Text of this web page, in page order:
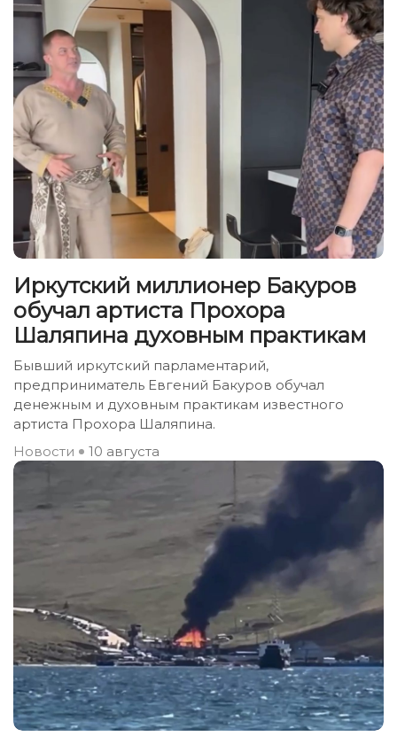
Иркутский миллионер Бакуров
обучал артиста Прохора
Шаляпина духовным практикам
Бывший иркутский парламентарий,
предприниматель Евгений Бакуров обучал
денежным и духовным практикам известного
артиста Прохора Шаляпина.
Новости
10 августа